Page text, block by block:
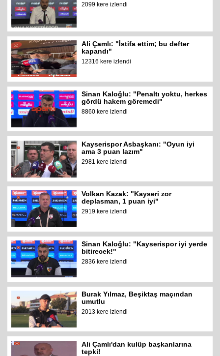
2099 kere izlendi
Ali Çamlı: "İstifa ettim; bu defter
kapandı"
12316 kere izlendi
Sinan Kaloğlu: "Penaltı yoktu, herkes
gördü hakem göremedi"
8860 kere izlendi
Kayserispor Asbaşkanı: "Oyun iyi
ama 3 puan lazım"
2981 kere izlendi
Volkan Kazak: "Kayseri zor
deplasman, 1 puan iyi"
2919 kere izlendi
Sinan Kaloğlu: "Kayserispor iyi yerde
bitirecek!"
2836 kere izlendi
Burak Yılmaz, Beşiktaş maçından
umutlu
2013 kere izlendi
Ali Çamlı'dan kulüp başkanlarına
tepki!